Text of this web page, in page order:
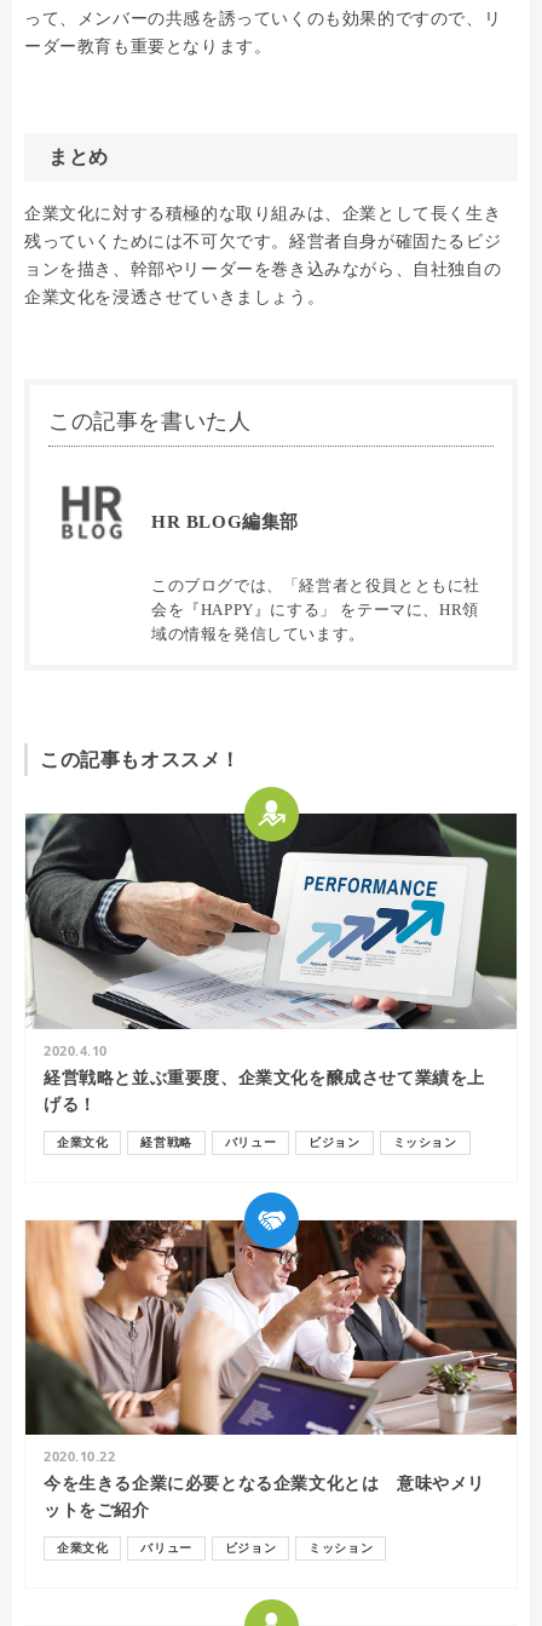
って、メンバーの共感を誘っていくのも効果的ですので、リ
ーダー教育も重要となります。
まとめ
企業文化に対する積極的な取り組みは、企業として長く生き
残っていくためには不可欠です。経営者自身が確固たるビジ
ョンを描き、幹部やリーダーを巻き込みながら、自社独自の
企業文化を浸透させていきましょう。
この記事を書いた人
HR BLOG編集部
このブログでは、「経営者と役員とともに社
会を『HAPPY』にする」 をテーマに、HR領
域の情報を発信しています。
この記事もオススメ！
2020.4.10
経営戦略と並ぶ重要度、企業文化を醸成させて業績を上
げる！
企業文化 経営戦略 バリュー ビジョン ミッション
2020.10.22
今を生きる企業に必要となる企業文化とは 意味やメリ
ットをご紹介
企業文化 バリュー ビジョン ミッション